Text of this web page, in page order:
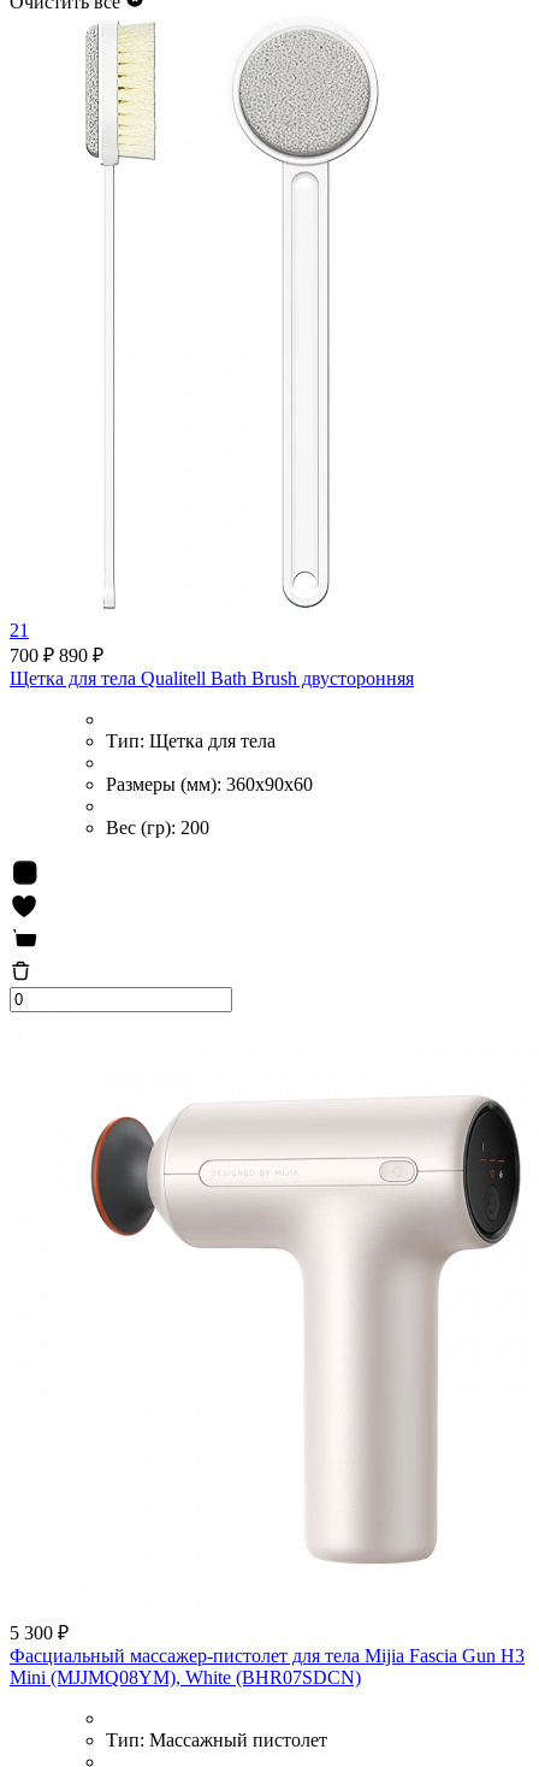
21
700 ₽ 890 ₽
Щетка для тела Qualitell Bath Brush двусторонняя
Тип: Щетка для тела
Размеры (мм): 360x90x60
Вес (гр): 200
5 300 ₽
Фасциальный массажер-пистолет для тела Mijia Fascia Gun H3
Mini (MJJMQ08YM), White (BHR07SDCN)
Тип: Массажный пистолет